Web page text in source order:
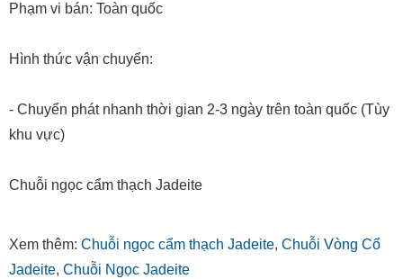
Phạm vi bán: Toàn quốc
Hình thức vận chuyển:
- Chuyển phát nhanh thời gian 2-3 ngày trên toàn quốc (Tùy
khu vực)
Chuỗi ngọc cẩm thạch Jadeite
Xem thêm: Chuỗi ngọc cẩm thạch Jadeite, Chuỗi Vòng Cổ
Jadeite, Chuỗi Ngọc Jadeite